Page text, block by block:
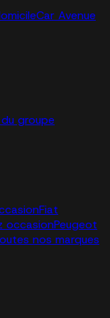
Car Avenue
groupe
Fiat
occasionPeugeot
nos marques